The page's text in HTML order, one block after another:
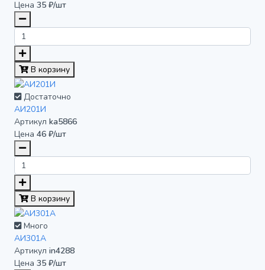
Цена 35 ₽/шт
В корзину
Достаточно
АИ201И
Артикул ka5866
Цена 46 ₽/шт
В корзину
Много
АИ301А
Артикул in4288
Цена 35 ₽/шт